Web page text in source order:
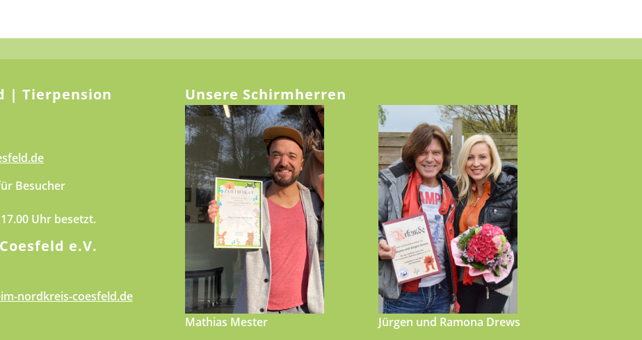
| Tierpension
Besucher
Uhr besetzt.
e.V.
nordkreis-coesfeld.de
Unsere Schirmherren
Mathias Mester Jürgen und Ramona Drews